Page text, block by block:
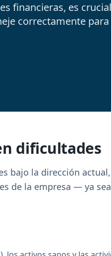
financieras, es
correctamente
dificultades
bajo la dirección
de la empresa — ya